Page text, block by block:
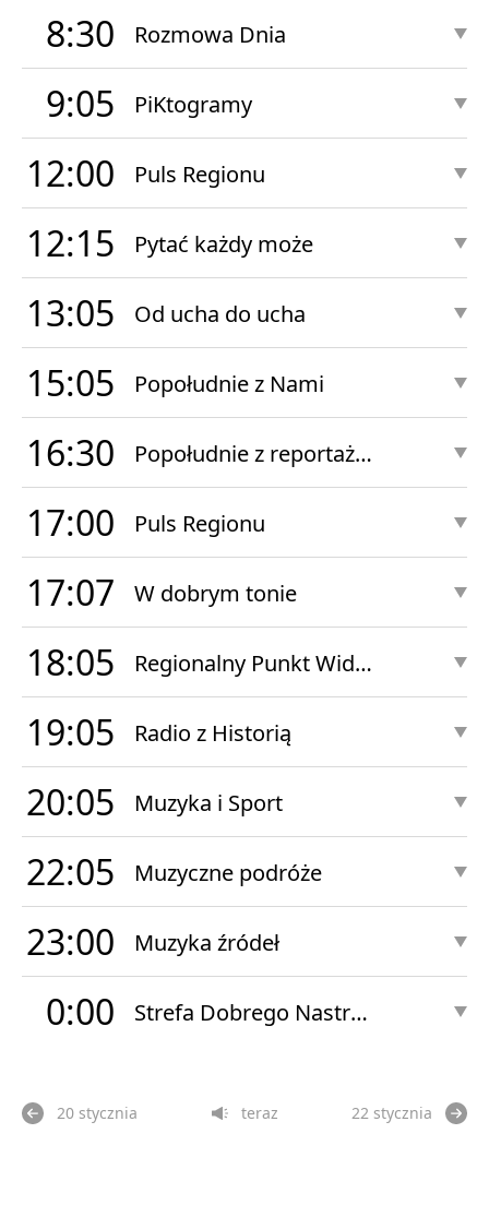
8:30 Rozmowa Dnia
9:05 PiKtogramy
12:00 Puls Regionu
12:15 Pytać każdy może
13:05 Od ucha do ucha
15:05 Popołudnie z Nami
16:30 Popołudnie z reportażem
17:00 Puls Regionu
17:07 W dobrym tonie
18:05 Regionalny Punkt Widzenia
19:05 Radio z Historią
20:05 Muzyka i Sport
22:05 Muzyczne podróże
23:00 Muzyka źródeł
0:00 Strefa Dobrego Nastroju Nocą
20 stycznia teraz 22 stycznia